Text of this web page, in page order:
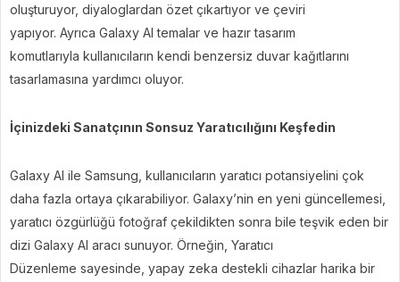
oluşturuyor, diyaloglardan özet çıkartıyor ve çeviri
yapıyor. Ayrıca Galaxy AI temalar ve hazır tasarım
komutlarıyla kullanıcıların kendi benzersiz duvar kağıtlarını
tasarlamasına yardımcı oluyor.
İçinizdeki Sanatçının Sonsuz Yaratıcılığını Keşfedin
Galaxy AI ile Samsung, kullanıcıların yaratıcı potansiyelini çok
daha fazla ortaya çıkarabiliyor. Galaxy’nin en yeni güncellemesi,
yaratıcı özgürlüğü fotoğraf çekildikten sonra bile teşvik eden bir
dizi Galaxy AI aracı sunuyor. Örneğin, Yaratıcı
Düzenleme sayesinde, yapay zeka destekli cihazlar harika bir